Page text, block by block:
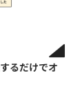
るだけでオ